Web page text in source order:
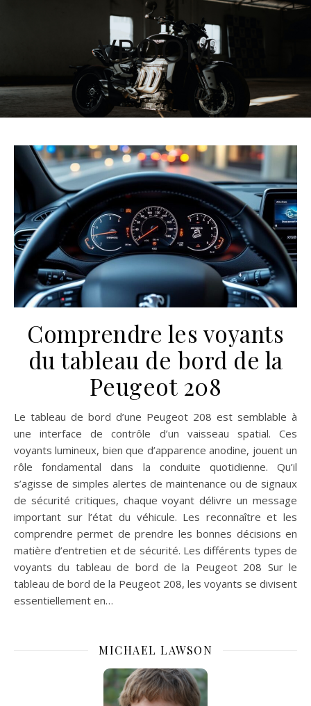
VROOM
Comprendre les voyants
du tableau de bord de la
Peugeot 208
Le tableau de bord d’une Peugeot 208 est semblable à
une interface de contrôle d’un vaisseau spatial. Ces
voyants lumineux, bien que d’apparence anodine, jouent un
rôle fondamental dans la conduite quotidienne. Qu’il
s’agisse de simples alertes de maintenance ou de signaux
de sécurité critiques, chaque voyant délivre un message
important sur l’état du véhicule. Les reconnaître et les
comprendre permet de prendre les bonnes décisions en
matière d’entretien et de sécurité. Les différents types de
voyants du tableau de bord de la Peugeot 208 Sur le
tableau de bord de la Peugeot 208, les voyants se divisent
essentiellement en…
MICHAEL LAWSON